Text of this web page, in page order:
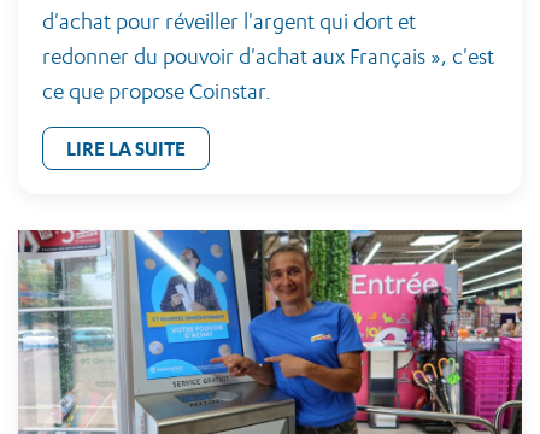
d'achat pour réveiller l'argent qui dort et
redonner du pouvoir d'achat aux Français », c'est
ce que propose Coinstar.
LIRE LA SUITE